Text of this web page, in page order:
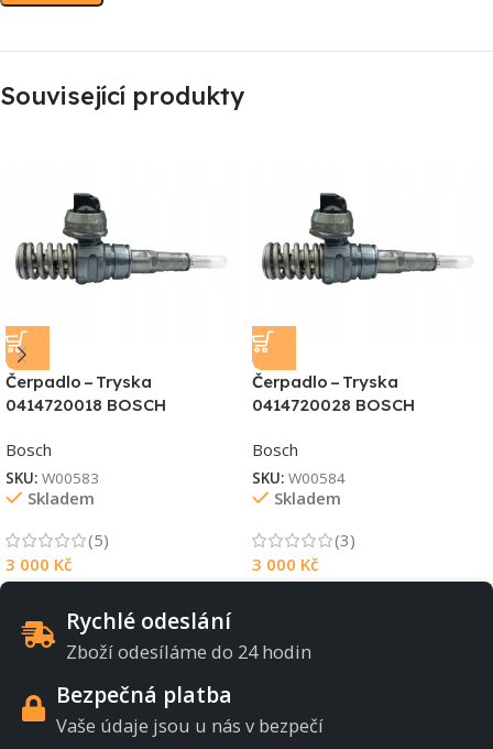
Související produkty
Čerpadlo – Tryska
0414720018 BOSCH
Bosch
SKU: W00583
Skladem
(5)
3 000 Kč
Čerpadlo – Tryska
0414720028 BOSCH
Bosch
SKU: W00584
Skladem
(3)
3 000 Kč
Rychlé odeslání
Zboží odesíláme do 24 hodin
Bezpečná platba
Vaše údaje jsou u nás v bezpečí